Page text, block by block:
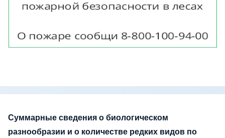
Суммарные сведения о биологическом
разнообразии и о количестве редких видов по